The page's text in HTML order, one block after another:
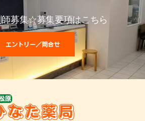
募集☆募集要項はこちら
エントリー／問合せ